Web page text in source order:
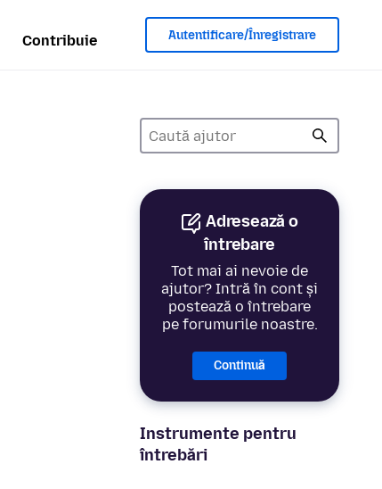
Contribuie Autentificare/Înregistrare
Adresează o
întrebare
Tot mai ai nevoie de
ajutor? Intră în cont și
postează o întrebare
pe forumurile noastre.
Continuă
Instrumente pentru
întrebări